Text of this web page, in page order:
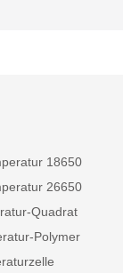
18650
26650
Quadrat
Polymer